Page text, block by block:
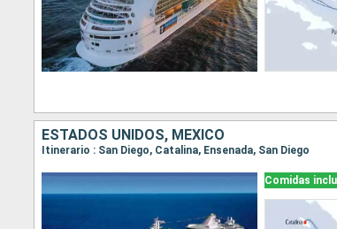
ESTADOS UNIDOS, MÉXICO
Itinerario : San Diego, Catalina, Ensenada, San Diego
Comidas